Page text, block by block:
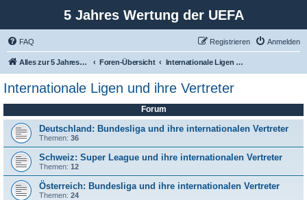
5 Jahres Wertung der UEFA
FAQ Anmelden
Registrieren
Alles zur 5 Jahreswertung / Tabelle der UEFA mit vielen Statistiken. Foren-Übersicht Internationale Ligen und ihre Vertreter
Internationale Ligen und ihre Vertreter
Forum
Deutschland: Bundesliga und ihre internationalen Vertreter
Themen: 36
Schweiz: Super League und ihre internationalen Vertreter
Themen: 12
Österreich: Bundesliga und ihre internationalen Vertreter
Themen: 24